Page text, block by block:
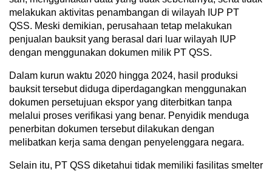
melakukan aktivitas penambangan di wilayah IUP PT
QSS. Meski demikian, perusahaan tetap melakukan
penjualan bauksit yang berasal dari luar wilayah IUP
dengan menggunakan dokumen milik PT QSS.
Dalam kurun waktu 2020 hingga 2024, hasil produksi
bauksit tersebut diduga diperdagangkan menggunakan
dokumen persetujuan ekspor yang diterbitkan tanpa
melalui proses verifikasi yang benar. Penyidik menduga
penerbitan dokumen tersebut dilakukan dengan
melibatkan kerja sama dengan penyelenggara negara.
Selain itu, PT QSS diketahui tidak memiliki fasilitas smelter